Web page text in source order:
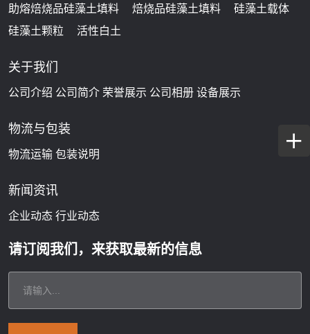
助熔焙烧品硅藻土填料
焙烧品硅藻土填料
硅藻土载体
硅藻土颗粒
活性白土
关于我们
公司介绍 公司简介 荣誉展示 公司相册 设备展示
物流与包装
物流运输 包装说明
新闻资讯
企业动态 行业动态
请订阅我们，来获取最新的信息